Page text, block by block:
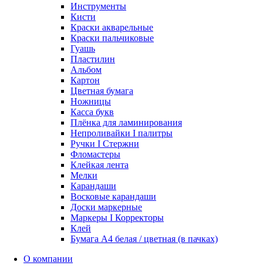
Инструменты
Кисти
Краски акварельные
Краски пальчиковые
Гуашь
Пластилин
Альбом
Картон
Цветная бумага
Ножницы
Касса букв
Плёнка для ламинирования
Непроливайки I палитры
Ручки I Стержни
Фломастеры
Клейкая лента
Мелки
Карандаши
Восковые карандаши
Доски маркерные
Маркеры I Корректоры
Клей
Бумага А4 белая / цветная (в пачках)
О компании